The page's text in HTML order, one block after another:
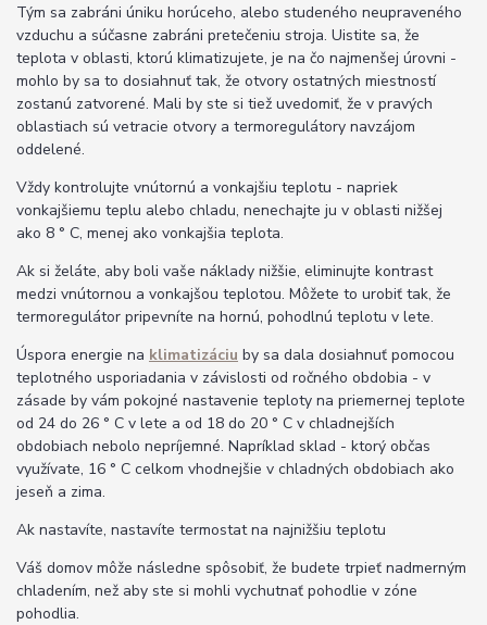
Tým sa zabráni úniku horúceho, alebo studeného neupraveného
vzduchu a súčasne zabráni pretečeniu stroja. Uistite sa, že
teplota v oblasti, ktorú klimatizujete, je na čo najmenšej úrovni -
mohlo by sa to dosiahnuť tak, že otvory ostatných miestností
zostanú zatvorené. Mali by ste si tiež uvedomiť, že v pravých
oblastiach sú vetracie otvory a termoregulátory navzájom
oddelené.
Vždy kontrolujte vnútornú a vonkajšiu teplotu - napriek
vonkajšiemu teplu alebo chladu, nenechajte ju v oblasti nižšej
ako 8 ° C, menej ako vonkajšia teplota.
Ak si želáte, aby boli vaše náklady nižšie, eliminujte kontrast
medzi vnútornou a vonkajšou teplotou. Môžete to urobiť tak, že
termoregulátor pripevníte na hornú, pohodlnú teplotu v lete.
Úspora energie na klimatizáciu by sa dala dosiahnuť pomocou
teplotného usporiadania v závislosti od ročného obdobia - v
zásade by vám pokojné nastavenie teploty na priemernej teplote
od 24 do 26 ° C v lete a od 18 do 20 ° C v chladnejších
obdobiach nebolo nepríjemné. Napríklad sklad - ktorý občas
využívate, 16 ° C celkom vhodnejšie v chladných obdobiach ako
jeseň a zima.
Ak nastavíte, nastavíte termostat na najnižšiu teplotu
Váš domov môže následne spôsobiť, že budete trpieť nadmerným
chladením, než aby ste si mohli vychutnať pohodlie v zóne
pohodlia.